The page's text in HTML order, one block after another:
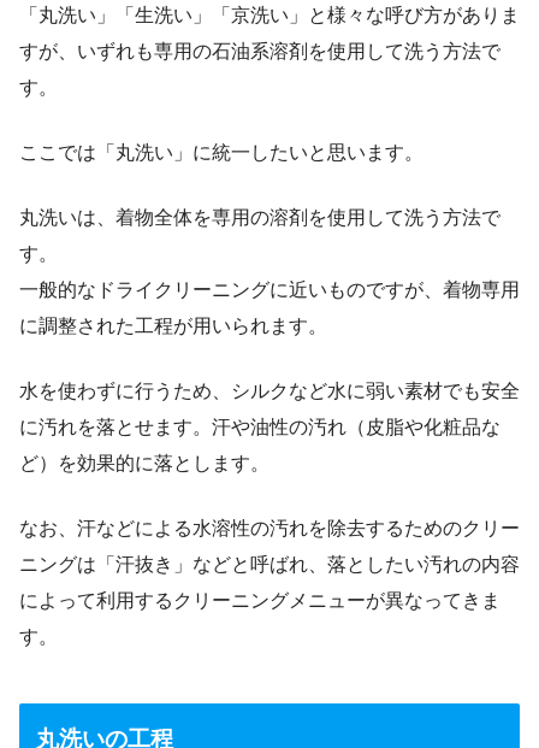
「丸洗い」「生洗い」「京洗い」と様々な呼び方がありま
すが、いずれも専用の石油系溶剤を使用して洗う方法で
す。
ここでは「丸洗い」に統一したいと思います。
丸洗いは、着物全体を専用の溶剤を使用して洗う方法で
す。
一般的なドライクリーニングに近いものですが、着物専用
に調整された工程が用いられます。
水を使わずに行うため、シルクなど水に弱い素材でも安全
に汚れを落とせます。汗や油性の汚れ（皮脂や化粧品な
ど）を効果的に落とします。
なお、汗などによる水溶性の汚れを除去するためのクリー
ニングは「汗抜き」などと呼ばれ、落としたい汚れの内容
によって利用するクリーニングメニューが異なってきま
す。
丸洗いの工程